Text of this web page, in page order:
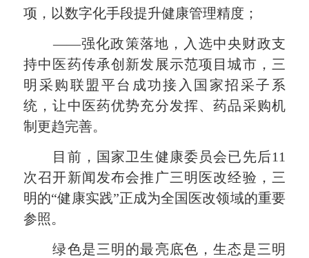
项，以数字化手段提升健康管理精度；
——强化政策落地，入选中央财政支
持中医药传承创新发展示范项目城市，三
明采购联盟平台成功接入国家招采子系
统，让中医药优势充分发挥、药品采购机
制更趋完善。
目前，国家卫生健康委员会已先后11
次召开新闻发布会推广三明医改经验，三
明的“健康实践”正成为全国医改领域的重要
参照。
绿色是三明的最亮底色，生态是三明